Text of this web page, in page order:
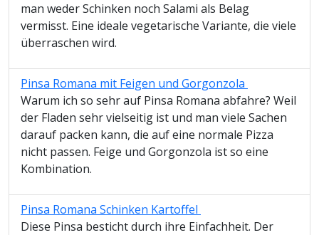
man weder Schinken noch Salami als Belag
vermisst. Eine ideale vegetarische Variante, die viele
überraschen wird.
Pinsa Romana mit Feigen und Gorgonzola
Warum ich so sehr auf Pinsa Romana abfahre? Weil
der Fladen sehr vielseitig ist und man viele Sachen
darauf packen kann, die auf eine normale Pizza
nicht passen. Feige und Gorgonzola ist so eine
Kombination.
Pinsa Romana Schinken Kartoffel
Diese Pinsa besticht durch ihre Einfachheit. Der